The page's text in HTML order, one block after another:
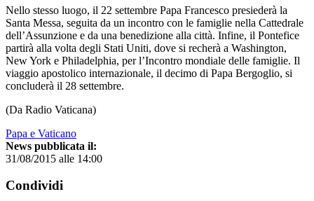
Nello stesso luogo, il 22 settembre Papa Francesco presiederà la
Santa Messa, seguita da un incontro con le famiglie nella Cattedrale
dell’Assunzione e da una benedizione alla città. Infine, il Pontefice
partirà alla volta degli Stati Uniti, dove si recherà a Washington,
New York e Philadelphia, per l’Incontro mondiale delle famiglie. Il
viaggio apostolico internazionale, il decimo di Papa Bergoglio, si
concluderà il 28 settembre.
(Da Radio Vaticana)
Papa e Vaticano
News pubblicata il:
31/08/2015 alle 14:00
Condividi